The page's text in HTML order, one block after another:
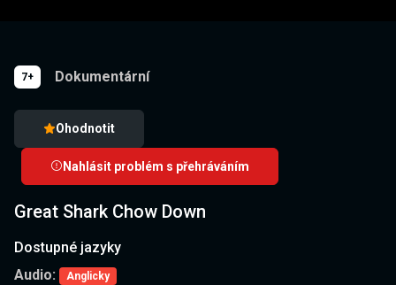
7+ Dokumentární
Ohodnotit
Nahlásit problém s přehráváním
Great Shark Chow Down
Dostupné jazyky
Audio:
Anglicky